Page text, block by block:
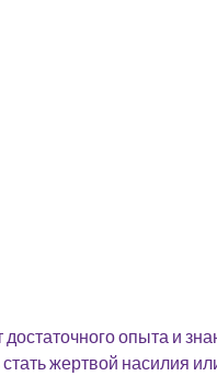
жертвой насилия